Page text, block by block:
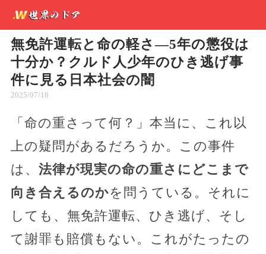
無免許運転と命の軽さ—5年の懲役は
十分か？クルド人少年のひき逃げ事
件に見る日本社会の闇
2025/07/18
「命の重さって何？」本当に、これ以
上の疑問があるだろうか。この事件
は、 法律が現実の命の重さにどこまで
向き合えるのかを問うている。それに
しても、無免許運転、ひき逃げ、そし
て謝罪も賠償もない。これがたったの